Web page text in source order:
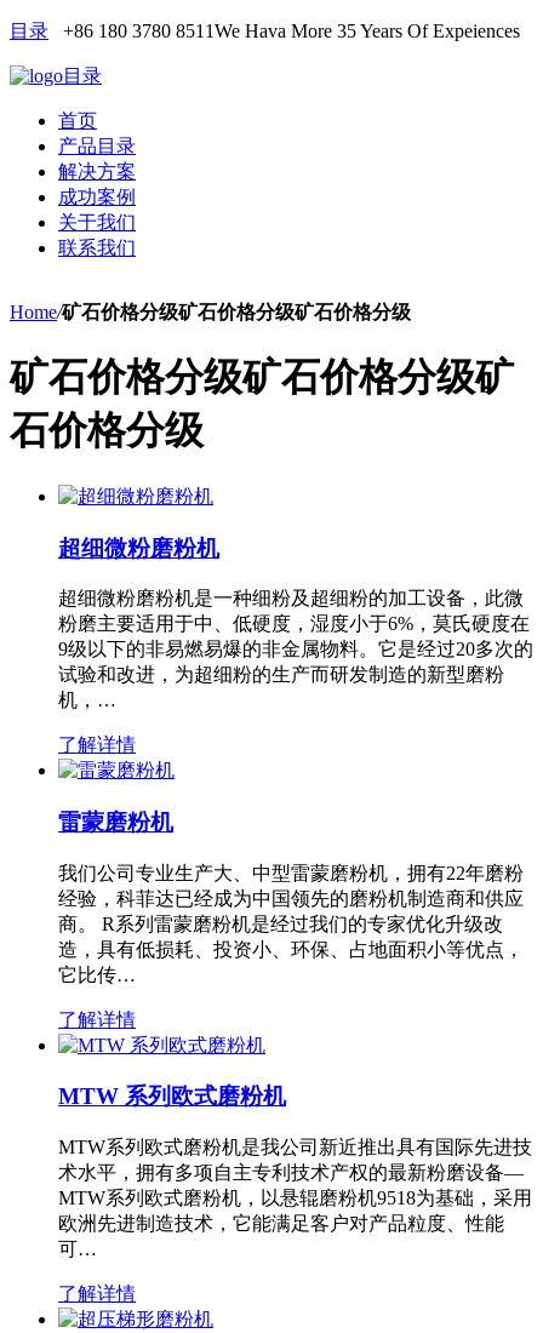
目录 +86 180 3780 8511We Hava More 35 Years Of Expeiences
目录
首页
产品目录
解决方案
成功案例
关于我们
联系我们
Home/矿石价格分级矿石价格分级矿石价格分级
矿石价格分级矿石价格分级矿
石价格分级
超细微粉磨粉机
超细微粉磨粉机是一种细粉及超细粉的加工设备，此微
粉磨主要适用于中、低硬度，湿度小于6%，莫氏硬度在
9级以下的非易燃易爆的非金属物料。它是经过20多次的
试验和改进，为超细粉的生产而研发制造的新型磨粉
机，…
了解详情
雷蒙磨粉机
我们公司专业生产大、中型雷蒙磨粉机，拥有22年磨粉
经验，科菲达已经成为中国领先的磨粉机制造商和供应
商。 R系列雷蒙磨粉机是经过我们的专家优化升级改
造，具有低损耗、投资小、环保、占地面积小等优点，
它比传…
了解详情
MTW 系列欧式磨粉机
MTW系列欧式磨粉机是我公司新近推出具有国际先进技
术水平，拥有多项自主专利技术产权的最新粉磨设备—
MTW系列欧式磨粉机，以悬辊磨粉机9518为基础，采用
欧洲先进制造技术，它能满足客户对产品粒度、性能
可…
了解详情